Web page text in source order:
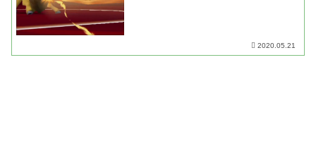
2020.05.21